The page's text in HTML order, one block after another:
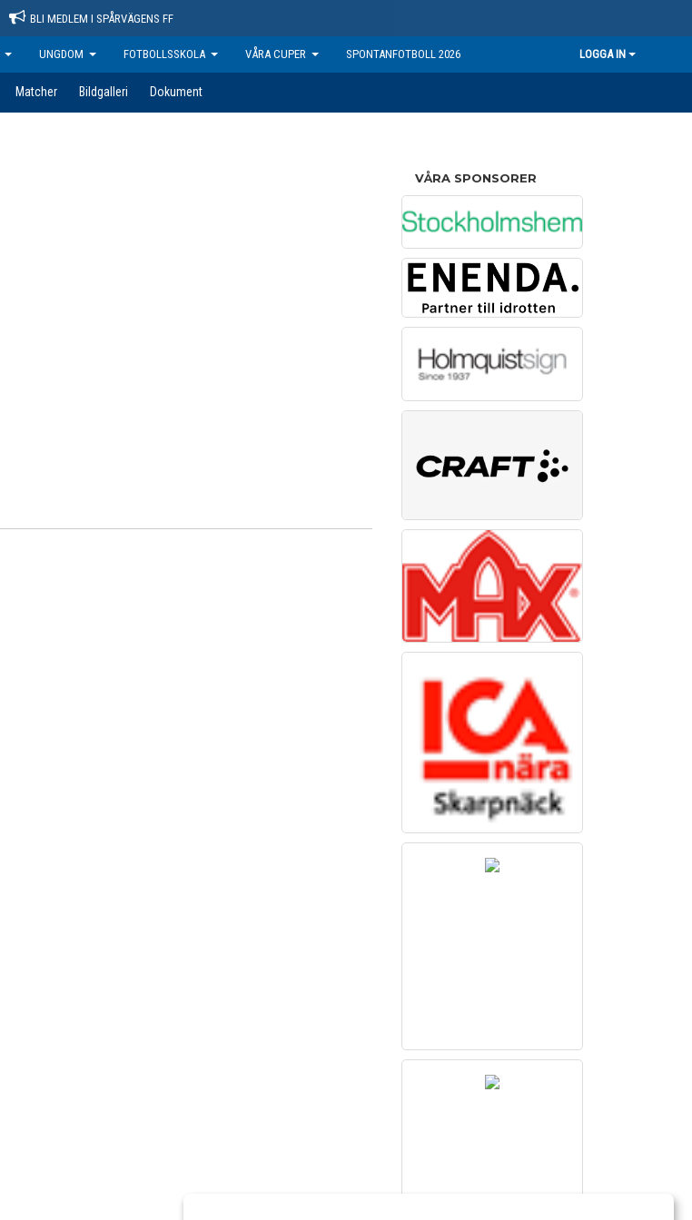
BLI MEDLEM I SPÅRVÄGENS FF
UNGDOM FOTBOLLSSKOLA VÅRA CUPER SPONTANFOTBOLL 2026 LOGGA IN
Matcher Bildgalleri Dokument
VÅRA SPONSORER